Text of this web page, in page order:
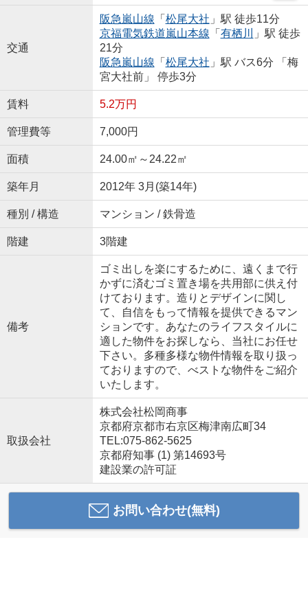
交通
阪急嵐山線 「 松尾大社 」駅 徒歩11分
京福電気鉄道嵐山本線 「 有栖川
」駅 徒歩
21分
阪急嵐山線 「 松尾大社 」駅 バス6分 「梅
宮大社前」 停歩3分
賃料 5.2万円
管理費等 7,000円
面積 24.00㎡～24.22㎡
築年月 2012年 3月(築14年)
種別 / 構造 マンション / 鉄骨造
階建 3階建
備考
ゴミ出しを楽にするために、遠くまで行
かずに済むゴミ置き場を共用部に供え付
けております。造りとデザインに関し
て、自信をもって情報を提供できるマン
ションです。あなたのライフスタイルに
適した物件をお探しなら、当社にお任せ
下さい。多種多様な物件情報を取り扱っ
ておりますので、べストな物件をご紹介
いたします。
取扱会社
株式会社松岡商事
京都府京都市右京区梅津南広町34
TEL:075-862-5625
京都府知事 (1) 第14693号
建設業の許可証
お問い合わせ(無料)